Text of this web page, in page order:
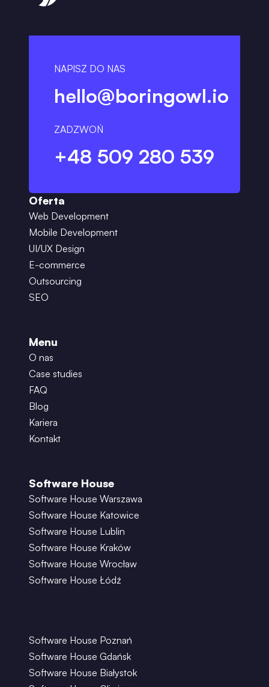
NAPISZ DO NAS
hello@boringowl.io
ZADZWOŃ
+48 509 280 539
Oferta
Web Development
Mobile Development
UI/UX Design
E-commerce
Outsourcing
SEO
Menu
O nas
Case studies
FAQ
Blog
Kariera
Kontakt
Software House
Software House Warszawa
Software House Katowice
Software House Lublin
Software House Kraków
Software House Wrocław
Software House Łódź
Software House Poznań
Software House Gdańsk
Software House Białystok